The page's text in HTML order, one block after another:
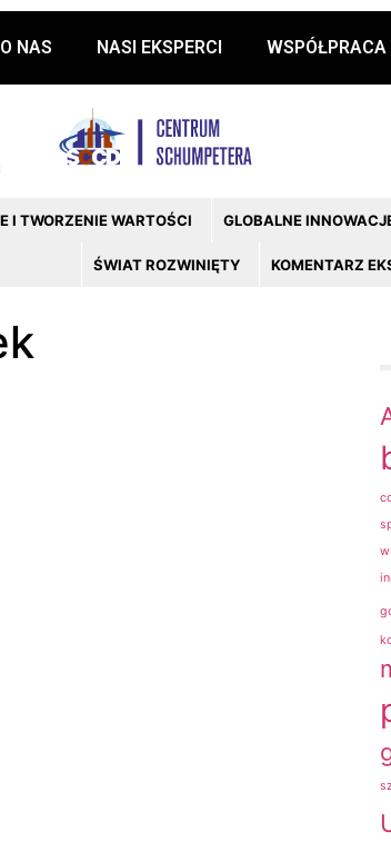
O NAS NASI EKSPERCI WSPÓŁPRACA
I TWORZENIE WARTOŚCI GLOBALNE
ŚWIAT ROZWINIĘTY KOMENTARZ